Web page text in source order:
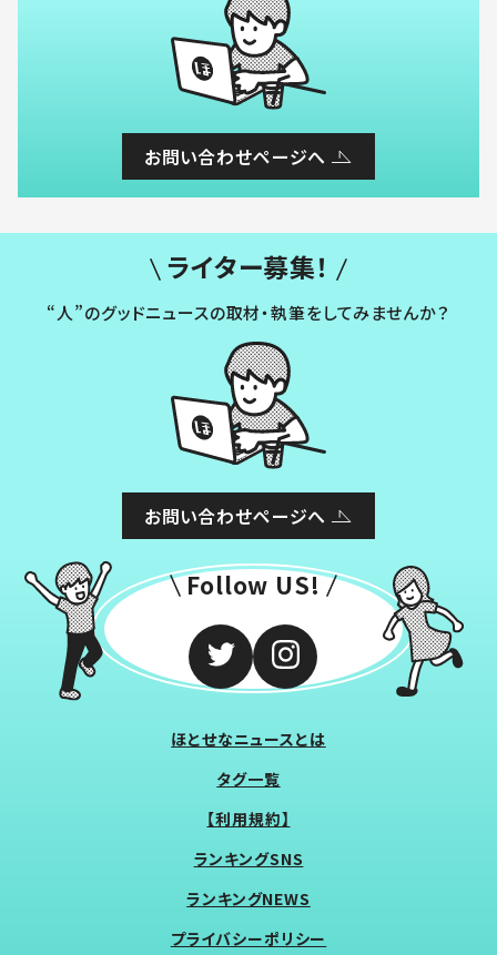
お問い合わせページへ
ライター募集！
“人”のグッドニュースの取材・執筆をしてみませんか？
お問い合わせページへ
Follow US!
ほとせなニュースとは
タグ一覧
【利用規約】
ランキングSNS
ランキングNEWS
プライバシーポリシー